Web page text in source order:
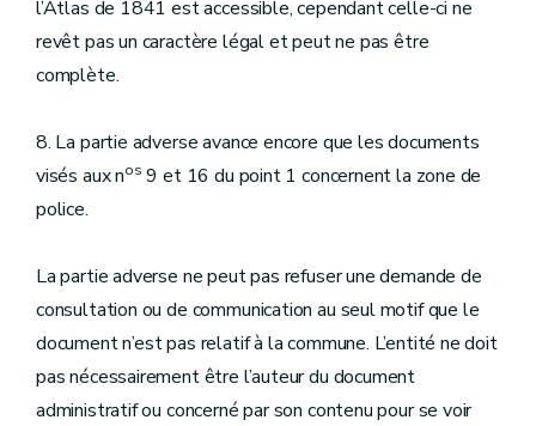
l’Atlas de 1841 est accessible, cependant celle-ci ne
revêt pas un caractère légal et peut ne pas être
complète.
8. La partie adverse avance encore que les documents
visés aux nos 9 et 16 du point 1 concernent la zone de
police.
La partie adverse ne peut pas refuser une demande de
consultation ou de communication au seul motif que le
document n’est pas relatif à la commune. L’entité ne doit
pas nécessairement être l’auteur du document
administratif ou concerné par son contenu pour se voir